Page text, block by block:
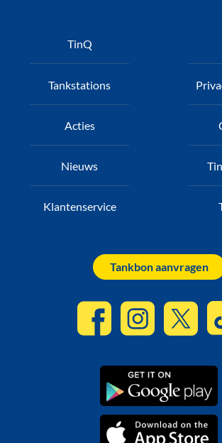
TinQ
Tankstations
Acties
Nieuws
Klantenservice
Tankbon aanvragen